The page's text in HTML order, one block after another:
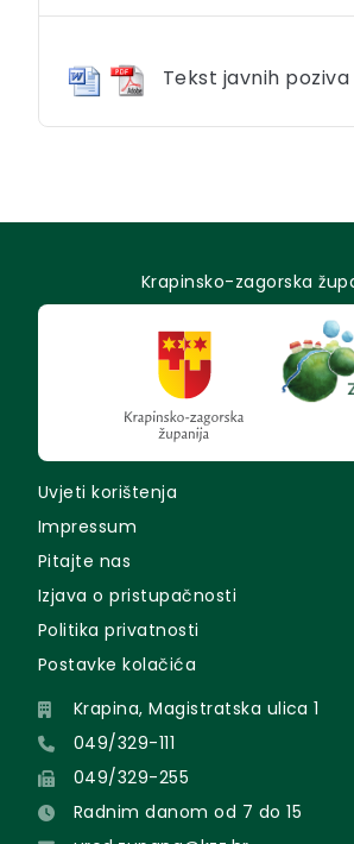
Tekst javnih poziva
Krapinsko-zagorska
Uvjeti korištenja
Impressum
Pitajte nas
Izjava o pristupačnosti
Politika privatnosti
Postavke kolačića
Krapina, Magistratska ulica 1
049/329-111
049/329-255
Radnim danom od 7 do 15